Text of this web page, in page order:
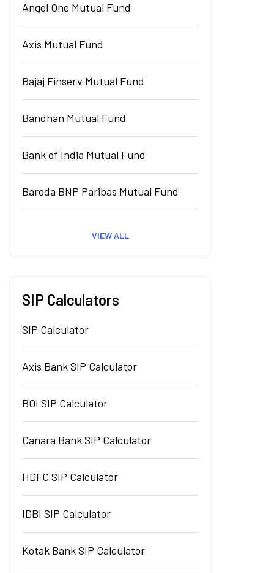
Angel One Mutual Fund
Axis Mutual Fund
Bajaj Finserv Mutual Fund
Bandhan Mutual Fund
Bank of India Mutual Fund
Baroda BNP Paribas Mutual Fund
VIEW ALL
SIP Calculators
SIP Calculator
Axis Bank SIP Calculator
BOI SIP Calculator
Canara Bank SIP Calculator
HDFC SIP Calculator
IDBI SIP Calculator
Kotak Bank SIP Calculator